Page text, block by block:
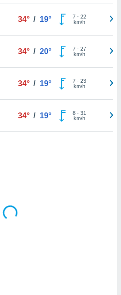
34° / 19° 7- 22
km/h
34° / 20° 7- 27
km/h
34° / 19° 7- 23
km/h
34° / 19° 8- 31
km/h